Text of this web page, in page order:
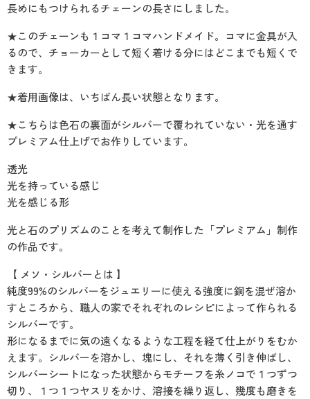
長めにもつけられるチェーンの長さにしました。
★このチェーンも１コマ１コマハンドメイド。コマに金具が入
るので、チョーカーとして短く着ける分にはどこまでも短くで
きます。
★着用画像は、いちばん長い状態となります。
★こちらは色石の裏面がシルバーで覆われていない・光を通す
プレミアム仕上げでお作りしています。
透光
光を持っている感じ
光を感じる形
光と石のプリズムのことを考えて制作した「プレミアム」制作
の作品です。
【 メソ・シルバーとは 】
純度99%のシルバーをジュエリーに使える強度に銅を混ぜ溶か
すところから、職人の家でそれぞれのレシピによって作られる
シルバーです。
形になるまでに気の遠くなるような工程を経て仕上がりをむか
えます。シルバーを溶かし、塊にし、それを薄く引き伸ばし、
シルバーシートになった状態からモチーフを糸ノコで１つずつ
切り、１つ１つヤスリをかけ、溶接を繰り返し、幾度も磨きを